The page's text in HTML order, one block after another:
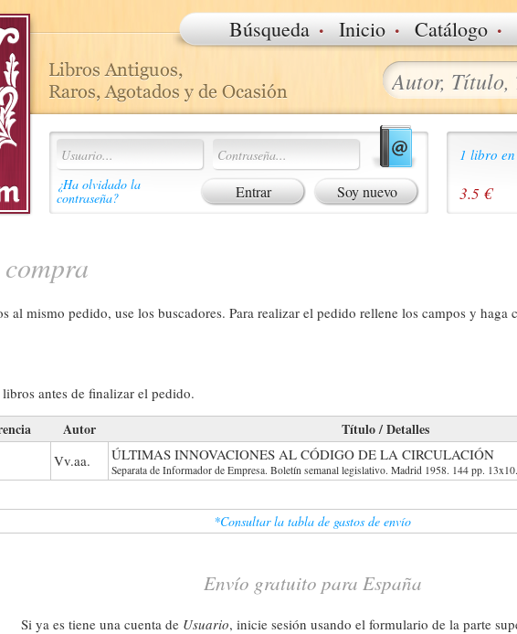
Búsqueda · Inicio · Catálogo ·
¿Ha olvidado la
contraseña? Soy nuevo
1 libro
3.5 €
al mismo pedido, use los buscadores. Para realizar el pedido rellene los campos y haga
antes de finalizar el pedido.
Autor Título / Detalles
Vv.aa. ÚLTIMAS INNOVACIONES AL CÓDIGO DE LA CIRCULACIÓN
Separata de Informador de Empresa. Boletín semanal legislativo. Madrid 1958. 144 pp. 13x10.
*Consultar la tabla de gastos de envío
Envío gratuito para España
Si ya es tiene una cuenta de Usuario, inicie sesión usando el formulario de la parte